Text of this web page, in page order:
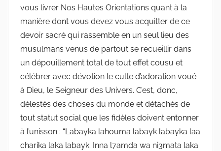
vous livrer Nos Hautes Orientations quant à la
manière dont vous devez vous acquitter de ce
devoir sacré qui rassemble en un seul lieu des
musulmans venus de partout se recueillir dans
un dépouillement total de tout effet cousu et
célébrer avec dévotion le culte d’adoration voué
à Dieu, le Seigneur des Univers. C’est, donc,
délestés des choses du monde et détachés de
tout statut social que les fidèles doivent entonner
à l’unisson : “Labayka lahouma labayk labayka laa
charika laka labayk. Inna l7amda wa ni3mata laka